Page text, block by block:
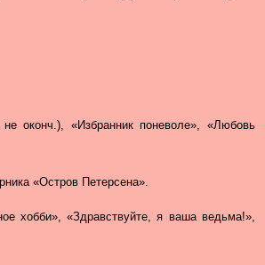
оконч.), «Избранник поневоле», «Любовь
«Остров Петерсена».
хобби», «Здравствуйте, я ваша ведьма!»,